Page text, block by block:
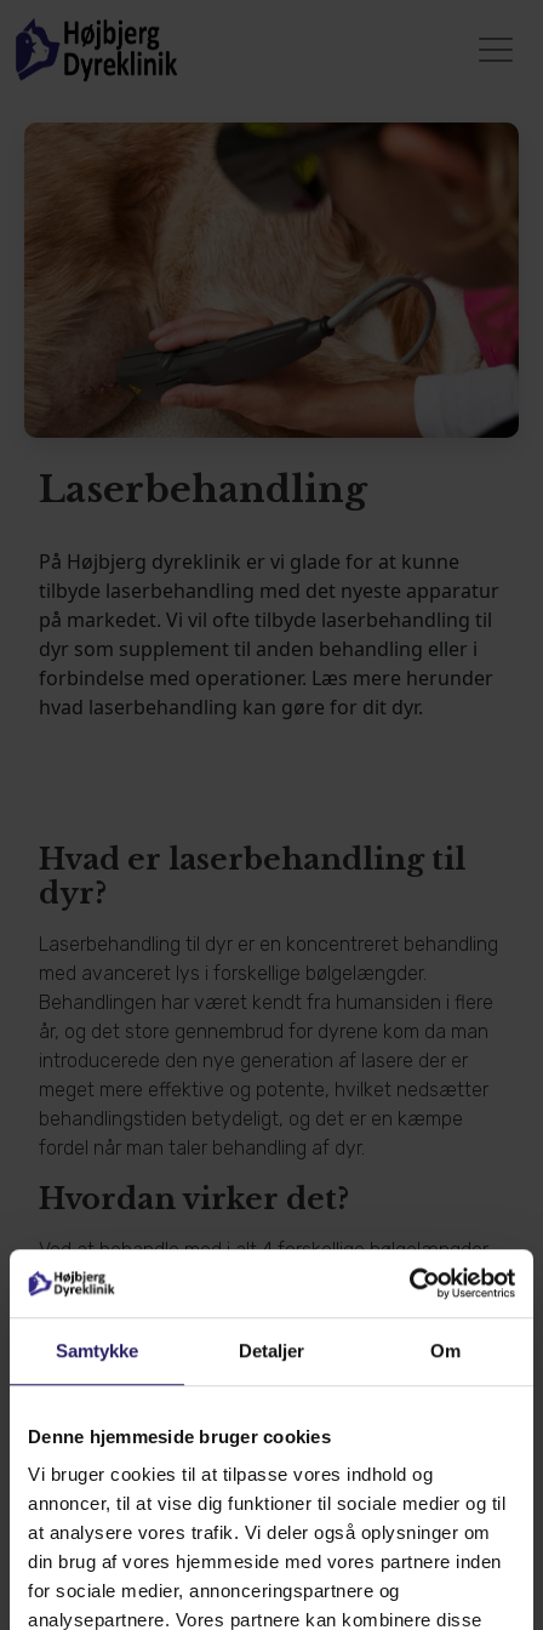
Samtykke Detaljer Om
Denne hjemmeside bruger cookies
Vi bruger cookies til at tilpasse vores indhold og
annoncer, til at vise dig funktioner til sociale medier og til
at analysere vores trafik. Vi deler også oplysninger om
din brug af vores hjemmeside med vores partnere inden
for sociale medier, annonceringspartnere og
analysepartnere. Vores partnere kan kombinere disse
Laserbehandling
På Højbjerg dyreklinik er vi glade for at kunne
tilbyde laserbehandling med det nyeste apparatur
på markedet. Vi vil ofte tilbyde laserbehandling til
dyr som supplement til anden behandling eller i
forbindelse med operationer. Læs mere herunder
hvad laserbehandling kan gøre for dit dyr.
Hvad er laserbehandling til
dyr?
Laserbehandling til dyr er en koncentreret behandling
med avanceret lys i forskellige bølgelængder.
Behandlingen har været kendt fra humansiden i flere
år, og det store gennembrud for dyrene kom da man
introducerede den nye generation af lasere der er
meget mere effektive og potente, hvilket nedsætter
behandlingstiden betydeligt, og det er en kæmpe
fordel når man taler behandling af dyr.
Hvordan virker det?
Ved at behandle med i alt 4 forskellige bølgelængder
påvirker man vævet i forskellige dybder og med
forskellig effekt. Sammenfattende kan man sige at
området , sørger for en bedre transport af ilt fra
hvormed cellerne kan udnytte den tilgængelige ilt.
Dette medfører hurtigere heling og er med til at
dæmpe smertepåvirkningen fra området.
Gør det ondt på dyret at får
laserbehandling?
Det gør ikke ondt på dyret at få laserbehandling. Dit